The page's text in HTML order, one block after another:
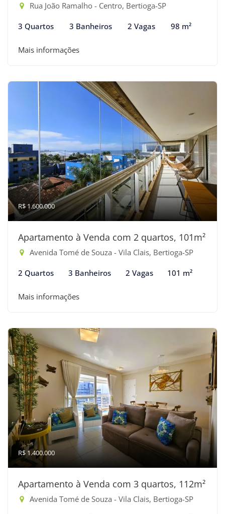
Rua João Ramalho - Centro, Bertioga-SP
3 Quartos 3 Banheiros 2 Vagas 98 m²
Mais informações
R$ 1.600.000
Apartamento à Venda com 2 quartos, 101m²
Avenida Tomé de Souza - Vila Clais, Bertioga-SP
2 Quartos 3 Banheiros 2 Vagas 101 m²
Mais informações
R$ 1.400.000
Apartamento à Venda com 3 quartos, 112m²
Avenida Tomé de Souza - Vila Clais, Bertioga-SP